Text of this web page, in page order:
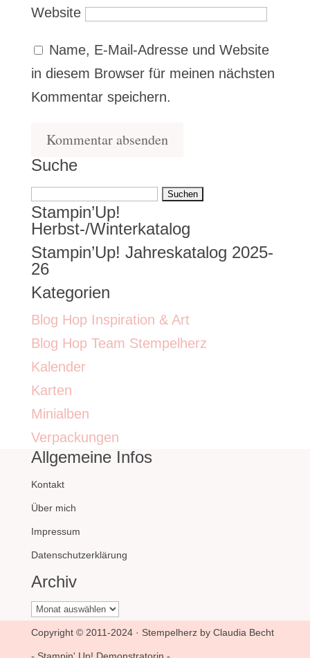
Website
Name, E-Mail-Adresse und Website
in diesem Browser für meinen nächsten
Kommentar speichern.
Suche
Suchen
nach:
Stampin’Up!
Herbst-/Winterkatalog
Stampin’Up! Jahreskatalog 2025-
26
Kategorien
Blog Hop Inspiration & Art
Blog Hop Team Stempelherz
Kalender
Karten
Minialben
Verpackungen
Allgemeine Infos
Kontakt
Über mich
Impressum
Datenschutzerklärung
Archiv
Archiv
Copyright © 2011-2024 · Stempelherz by Claudia Becht